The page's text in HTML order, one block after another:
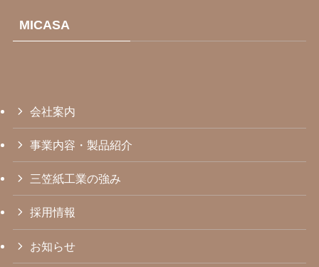
MICASA
会社案内
事業内容・製品紹介
三笠紙工業の強み
採用情報
お知らせ